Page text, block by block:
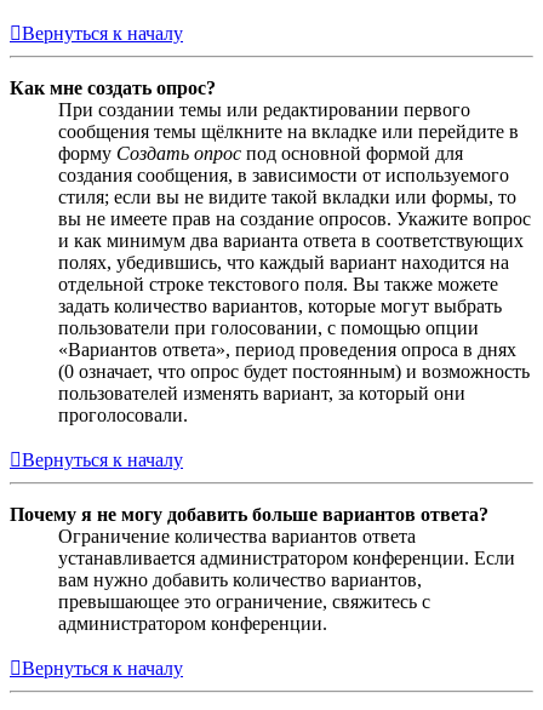
Вернуться к началу
Как мне создать опрос?
При создании темы или редактировании первого
сообщения темы щёлкните на вкладке или перейдите в
форму Создать опрос под основной формой для
создания сообщения, в зависимости от используемого
стиля; если вы не видите такой вкладки или формы, то
вы не имеете прав на создание опросов. Укажите вопрос
и как минимум два варианта ответа в соответствующих
полях, убедившись, что каждый вариант находится на
отдельной строке текстового поля. Вы также можете
задать количество вариантов, которые могут выбрать
пользователи при голосовании, с помощью опции
«Вариантов ответа», период проведения опроса в днях
(0 означает, что опрос будет постоянным) и возможность
пользователей изменять вариант, за который они
проголосовали.
Вернуться к началу
Почему я не могу добавить больше вариантов ответа?
Ограничение количества вариантов ответа
устанавливается администратором конференции. Если
вам нужно добавить количество вариантов,
превышающее это ограничение, свяжитесь с
администратором конференции.
Вернуться к началу